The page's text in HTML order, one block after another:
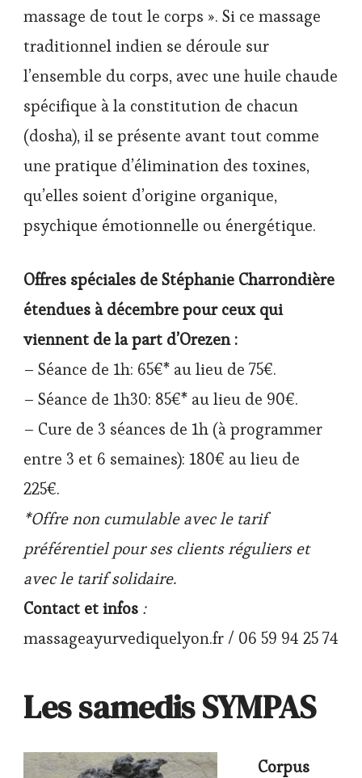
massage de tout le corps ». Si ce massage
traditionnel indien se déroule sur
l’ensemble du corps, avec une huile chaude
spécifique à la constitution de chacun
(dosha), il se présente avant tout comme
une pratique d’élimination des toxines,
qu’elles soient d’origine organique,
psychique émotionnelle ou énergétique.
Offres spéciales de Stéphanie Charrondière
étendues à décembre pour ceux qui
viennent de la part d’Orezen :
– Séance de 1h: 65€* au lieu de 75€.
– Séance de 1h30: 85€* au lieu de 90€.
– Cure de 3 séances de 1h (à programmer
entre 3 et 6 semaines): 180€ au lieu de
225€.
*Offre non cumulable avec le tarif
préférentiel pour ses clients réguliers et
avec le tarif solidaire.
Contact et infos :
massageayurvediquelyon.fr / 06 59 94 25 74
Les samedis SYMPAS
Corpus